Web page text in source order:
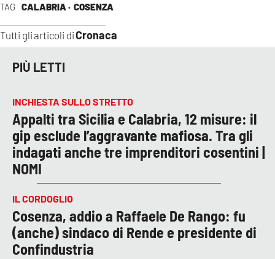
TAG CALABRIA · COSENZA
Tutti gli articoli diCronaca
PIÙ LETTI
INCHIESTA SULLO STRETTO
Appalti tra Sicilia e Calabria, 12 misure: il
gip esclude l’aggravante mafiosa. Tra gli
indagati anche tre imprenditori cosentini |
NOMI
IL CORDOGLIO
Cosenza, addio a Raffaele De Rango: fu
(anche) sindaco di Rende e presidente di
Confindustria